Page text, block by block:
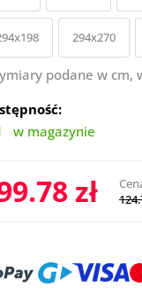
294x270
podane w cm,
w magazynie
zł